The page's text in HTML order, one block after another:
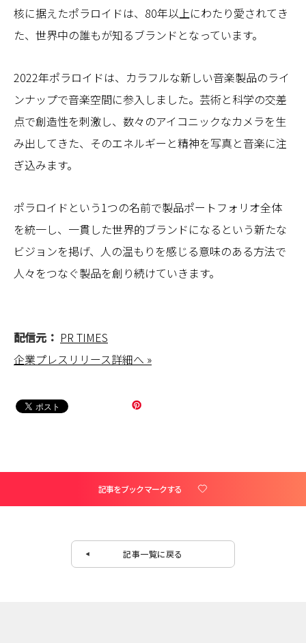
核に据えたポラロイドは、80年以上にわたり愛されてき
た、世界中の誰もが知るブランドとなっています。
2022年ポラロイドは、カラフルな新しい音楽製品のライ
ンナップで音楽空間に参入しました。芸術と科学の交差
点で創造性を刺激し、数々のアイコニックなカメラを生
み出してきた、そのエネルギーと精神を写真と音楽に注
ぎ込みます。
ポラロイドという1つの名前で製品ポートフォリオ全体
を統一し、一貫した世界的ブランドになるという新たな
ビジョンを掲げ、人の温もりを感じる意味のある方法で
人々をつなぐ製品を創り続けていきます。
配信元： PR TIMES
企業プレスリリース詳細へ »
記事をブックマークする
記事一覧に戻る